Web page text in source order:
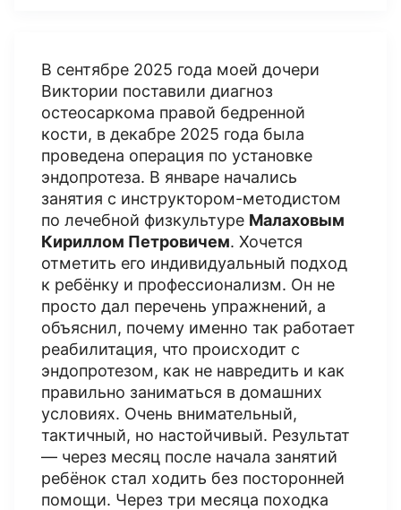
В сентябре 2025 года моей дочери
Виктории поставили диагноз
остеосаркома правой бедренной
кости, в декабре 2025 года была
проведена операция по установке
эндопротеза. В январе начались
занятия с инструктором-методистом
по лечебной физкультуре Малаховым
Кириллом Петровичем. Хочется
отметить его индивидуальный подход
к ребёнку и профессионализм. Он не
просто дал перечень упражнений, а
объяснил, почему именно так работает
реабилитация, что происходит с
эндопротезом, как не навредить и как
правильно заниматься в домашних
условиях. Очень внимательный,
тактичный, но настойчивый. Результат
— через месяц после начала занятий
ребёнок стал ходить без посторонней
помощи. Через три месяца походка